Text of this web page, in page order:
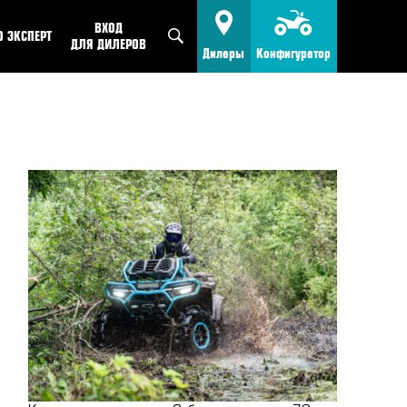
ЭКСПЕРТ
ВХОД
ДЛЯ ДИЛЕРОВ
Дилеры Конфигуратор